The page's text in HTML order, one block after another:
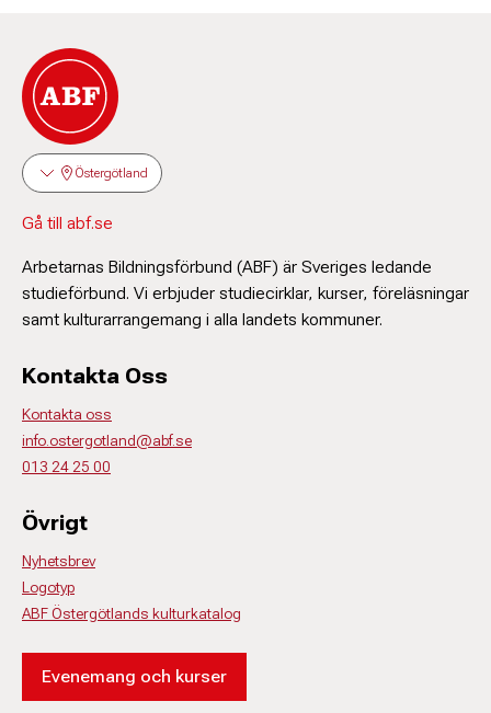
Östergötland
Gå till abf.se
Arbetarnas Bildningsförbund (ABF) är Sveriges ledande
studieförbund. Vi erbjuder studiecirklar, kurser, föreläsningar
samt kulturarrangemang i alla landets kommuner.
Kontakta Oss
Kontakta oss
info.ostergotland@abf.se
013 24 25 00
Övrigt
Nyhetsbrev
Logotyp
ABF Östergötlands kulturkatalog
Evenemang och kurser